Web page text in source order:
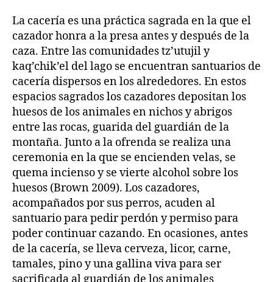
La cacería es una práctica sagrada en la que el
cazador honra a la presa antes y después de la
caza. Entre las comunidades tz’utujil y
kaq’chik’el del lago se encuentran santuarios de
cacería dispersos en los alrededores. En estos
espacios sagrados los cazadores depositan los
huesos de los animales en nichos y abrigos
entre las rocas, guarida del guardián de la
montaña. Junto a la ofrenda se realiza una
ceremonia en la que se encienden velas, se
quema incienso y se vierte alcohol sobre los
huesos (Brown 2009). Los cazadores,
acompañados por sus perros, acuden al
santuario para pedir perdón y permiso para
poder continuar cazando. En ocasiones, antes
de la cacería, se lleva cerveza, licor, carne,
tamales, pino y una gallina viva para ser